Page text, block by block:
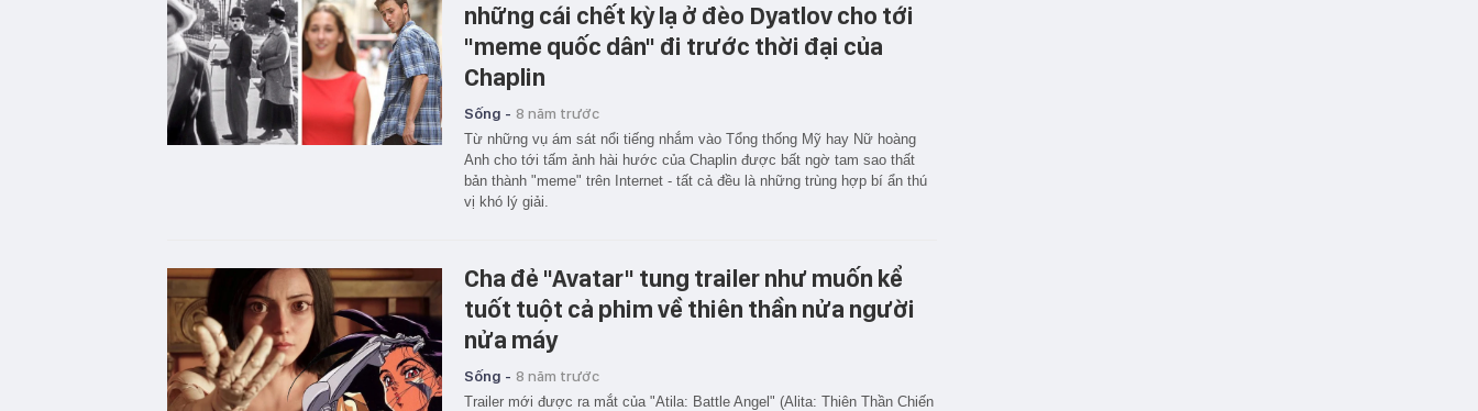
những cái chết kỳ lạ ở đèo Dyatlov cho tới
"meme quốc dân" đi trước thời đại của
Chaplin
Sống - 8 năm trước
Từ những vụ ám sát nổi tiếng nhắm vào Tổng thống Mỹ hay Nữ hoàng
Anh cho tới tấm ảnh hài hước của Chaplin được bất ngờ tam sao thất
bản thành "meme" trên Internet - tất cả đều là những trùng hợp bí ẩn thú
vị khó lý giải.
Cha đẻ "Avatar" tung trailer như muốn kể
tuốt tuột cả phim về thiên thần nửa người
nửa máy
Sống - 8 năm trước
Trailer mới được ra mắt của "Atila: Battle Angel" (Alita: Thiên Thần Chiến